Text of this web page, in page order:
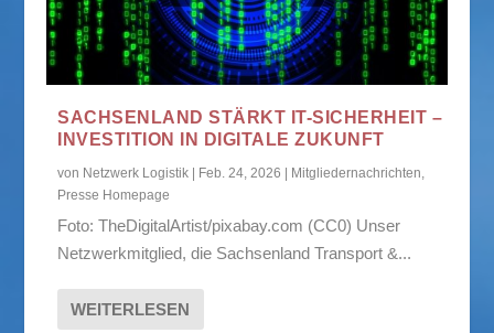
SACHSENLAND STÄRKT IT-SICHERHEIT –
INVESTITION IN DIGITALE ZUKUNFT
von Netzwerk Logistik Feb. 24, 2026 Mitgliedernachrichten,
Presse Homepage
Foto: TheDigitalArtist/pixabay.com (CC0) Unser
Netzwerkmitglied, die Sachsenland Transport &...
WEITERLESEN